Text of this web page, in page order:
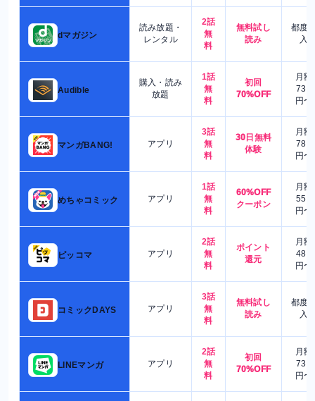
dマガジン
読み放題・
レンタル
2話
無
料
無料試し
読み
都度
入
Audible
購入・読み
放題
1話
無
料
初回
70%OFF
月額
730
円〜
マンガBANG! アプリ
3話
無
料
30日無料
体験
月額
780
円〜
めちゃコミック アプリ
1話
無
料
60%OFF
クーポン
月額
550
円〜
ピッコマ アプリ
2話
無
料
ポイント
還元
月額
480
円〜
コミックDAYS アプリ
3話
無
料
無料試し
読み
都度
入
LINEマンガ アプリ
2話
無
料
初回
70%OFF
月額
730
円〜